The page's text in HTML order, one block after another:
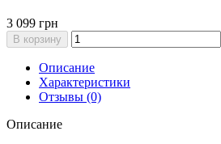
3 099 грн
В корзину
Описание
Характеристики
Отзывы (0)
Описание